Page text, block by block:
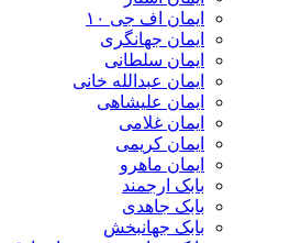
ایمان اف جی ۱۰
ایمان جهانگری
ایمان سلطانی
ایمان عبدالله خانی
ایمان علیشاهی
ایمان غلامی
ایمان کریمی
ایمان ماهرو
بابک ارجمند
بابک جاهدی
بابک جهانبخش